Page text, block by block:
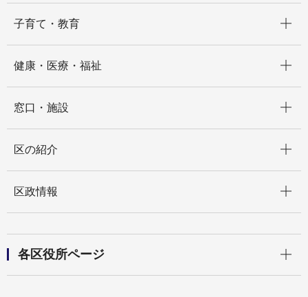
子育て・教育
健康・医療・福祉
窓口・施設
区の紹介
区政情報
各区役所ページ